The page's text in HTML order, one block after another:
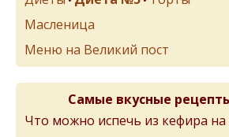
Масленица
Меню на Великий пост
Самые вкусные
Что можно испечь из кефира на